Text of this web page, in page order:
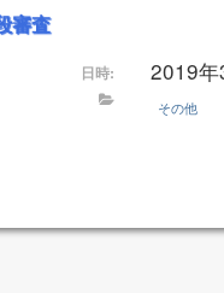
審査
日時: 2019
その他